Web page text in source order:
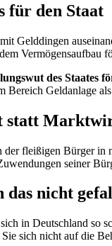
für den Staat
Gelddingen
Vermögensaufbau
des Staates
Bereich Geldanlage
statt
der fleißigen Bürger in
seiner
das nicht
in Deutschland so
sich nicht auf die